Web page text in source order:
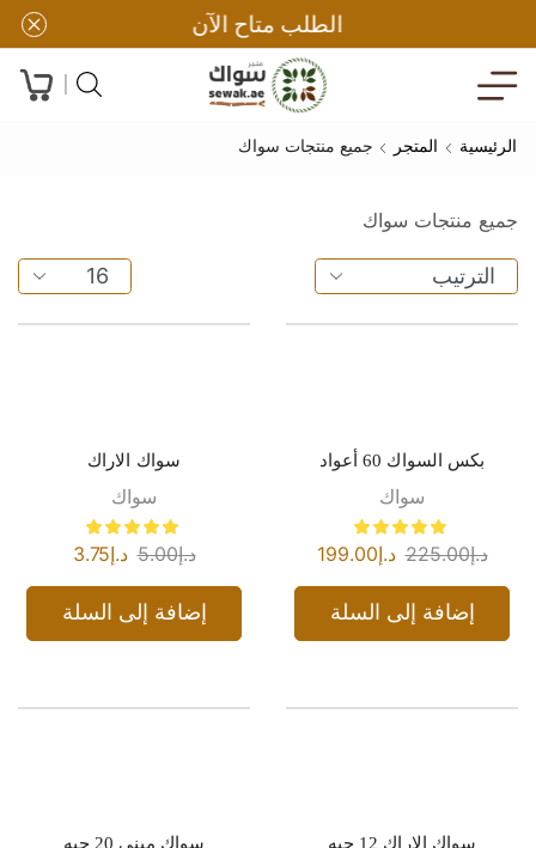
الطلب متاح الآن
الرئيسية المتجر جميع منتجات سواك
جميع منتجات سواك
بكس السواك 60 أعواد
سواك
د.إ225.00 د.إ199.00
إضافة إلى السلة
سواك الاراك
سواك
د.إ5.00 د.إ3.75
إضافة إلى السلة
سواك الاراك 12 حبه سواك ميني 20 حبه